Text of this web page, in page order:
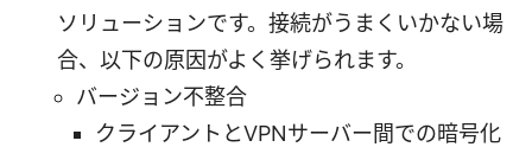
ソリューションです。接続がうまくいかない場
合、以下の原因がよく挙げられます。
バージョン不整合
クライアントとVPNサーバー間での暗号化